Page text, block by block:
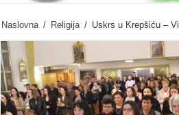
Naslovna / Religija / Uskrs u Krepšiću –